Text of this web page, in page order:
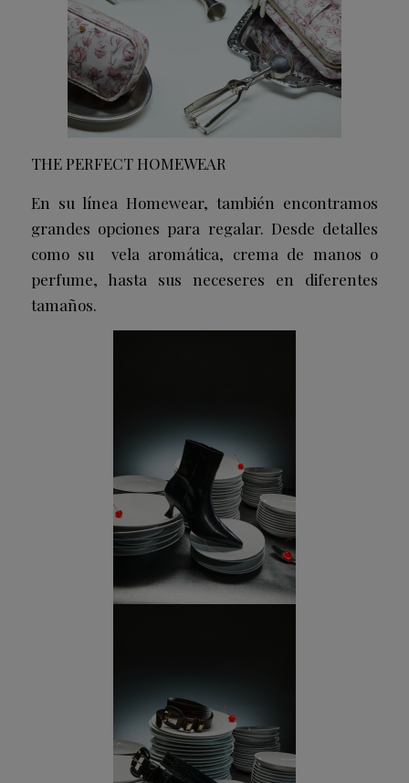
THE PERFECT HOMEWEAR
En su línea Homewear, también encontramos
grandes opciones para regalar. Desde detalles
como su vela aromática, crema de manos o
perfume, hasta sus neceseres en diferentes
tamaños.